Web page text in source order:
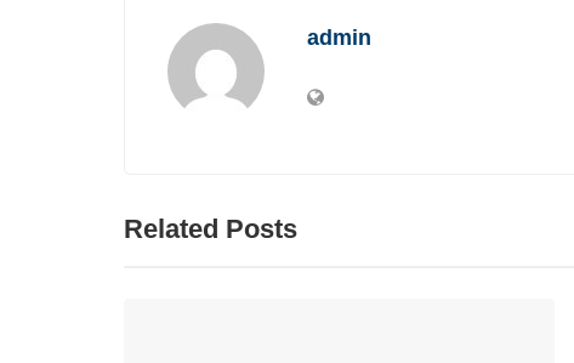
admin
Related Posts